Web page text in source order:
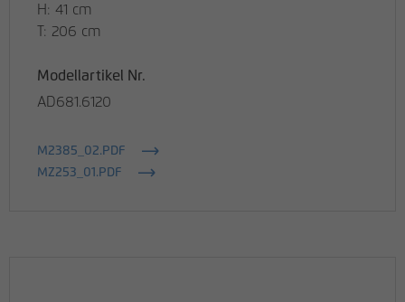
H: 41 cm
T: 206 cm
Modellartikel Nr.
AD681.6120
M2385_02.PDF
MZ253_01.PDF